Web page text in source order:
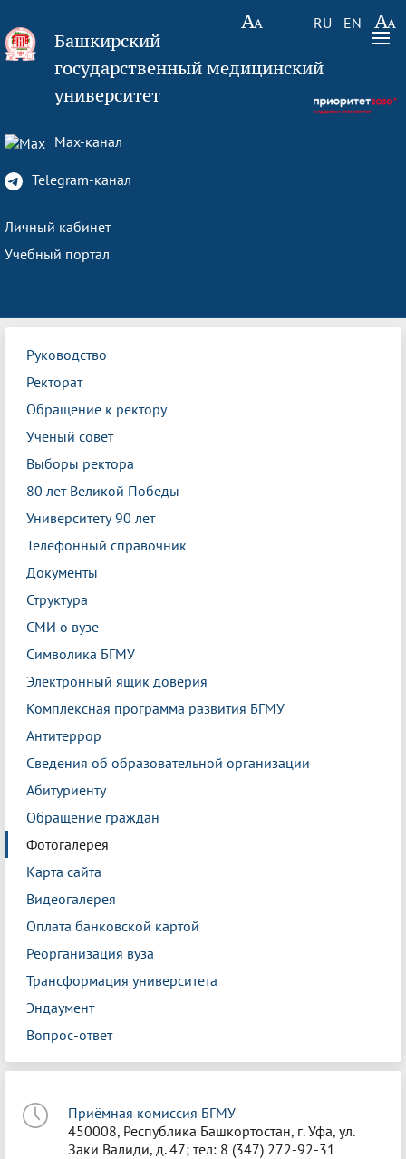
RU EN
Башкирский
государственный медицинский
университет
Max-канал
Telegram-канал
Личный кабинет
Учебный портал
Руководство
Ректорат
Обращение к ректору
Ученый совет
Выборы ректора
80 лет Великой Победы
Университету 90 лет
Телефонный справочник
Документы
Структура
СМИ о вузе
Символика БГМУ
Электронный ящик доверия
Комплексная программа развития БГМУ
Антитеррор
Сведения об образовательной организации
Абитуриенту
Обращение граждан
Фотогалерея
Карта сайта
Видеогалерея
Оплата банковской картой
Реорганизация вуза
Трансформация университета
Эндаумент
Вопрос-ответ
Приёмная комиссия БГМУ
450008, Республика Башкортостан, г. Уфа, ул.
Заки Валиди, д. 47; тел: 8 (347) 272-92-31